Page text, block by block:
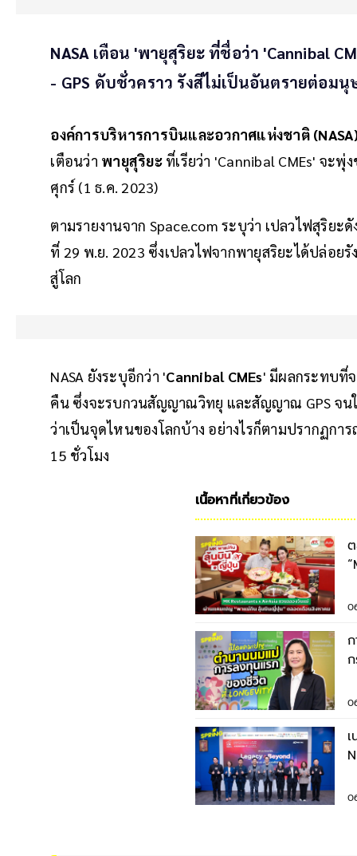
NASA เตือน 'พายุสุริยะ ที่ชื่อว่า 'Cannibal
- GPS ดับชั่วคราว รังสีไม่เป็นอันตรายต่อมนุ
องค์การบริหารการบินและอวกาศแห่งชาติ
เตือนว่า พายุสุริยะ ที่เรียว่า 'Cannibal CMEs' จะ
ศุกร์ (1 ธ.ค. 2023)
ตามรายงานจาก Space.com ระบุว่า เปลวไฟสุริย
ที่ 29 พ.ย. 2023 ซึ่งเปลวไฟจากพายุสริยะได้ปล่อย
สู่โลก
NASA ยังระบุอีกว่า 'Cannibal CMEs' มีผลกระทบที่
คืน ซึ่งจะรบกวนสัญญาณวิทยุ และสัญญาณ GPS จน
ว่าเป็นจุดไหนของโลกบ้าง อย่างไรก็ตามปรากฏก
15 ชั่วโมง
เนื้อหาที่เกี่ยวข้อง